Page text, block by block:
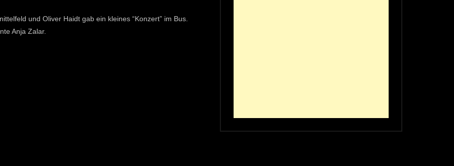
und Oliver Haidt gab ein kleines “Konzert” im Bus.
Anja Zalar.